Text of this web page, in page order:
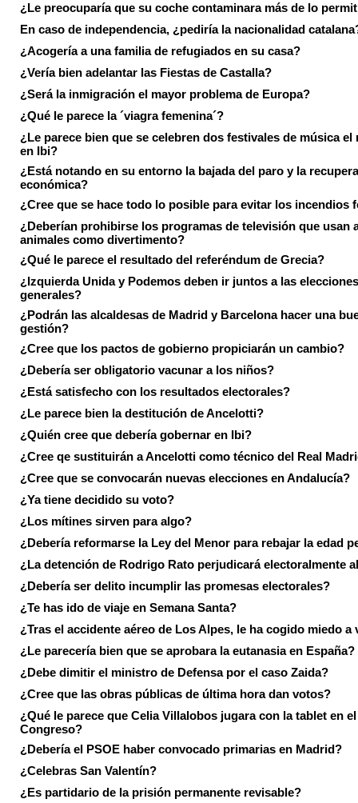
¿Le preocuparía que su coche contaminara más de lo
En caso de independencia, ¿pediría la nacionalidad
¿Acogería a una familia de refugiados en su casa?
¿Vería bien adelantar las Fiestas de Castalla?
¿Será la inmigración el mayor problema de Europa?
¿Qué le parece la ´viagra femenina´?
¿Le parece bien que se celebren dos festivales de música el
en Ibi?
¿Está notando en su entorno la bajada del paro y la
económica?
¿Cree que se hace todo lo posible para evitar los incendios
¿Deberían prohibirse los programas de televisión que usan
animales como divertimento?
¿Qué le parece el resultado del referéndum de Grecia?
¿Izquierda Unida y Podemos deben ir juntos a las elecciones
generales?
¿Podrán las alcaldesas de Madrid y Barcelona hacer una
gestión?
¿Cree que los pactos de gobierno propiciarán un cambio?
¿Debería ser obligatorio vacunar a los niños?
¿Está satisfecho con los resultados electorales?
¿Le parece bien la destitución de Ancelotti?
¿Quién cree que debería gobernar en Ibi?
¿Cree qe sustituirán a Ancelotti como técnico del Real
¿Cree que se convocarán nuevas elecciones en Andalucía?
¿Ya tiene decidido su voto?
¿Los mítines sirven para algo?
¿Debería reformarse la Ley del Menor para rebajar la edad
¿La detención de Rodrigo Rato perjudicará electoralmente
¿Debería ser delito incumplir las promesas electorales?
¿Te has ido de viaje en Semana Santa?
¿Tras el accidente aéreo de Los Alpes, le ha cogido miedo a
¿Le parecería bien que se aprobara la eutanasia en España?
¿Debe dimitir el ministro de Defensa por el caso Zaida?
¿Cree que las obras públicas de última hora dan votos?
¿Qué le parece que Celia Villalobos jugara con la tablet en el
Congreso?
¿Debería el PSOE haber convocado primarias en Madrid?
¿Celebras San Valentín?
¿Es partidario de la prisión permanente revisable?